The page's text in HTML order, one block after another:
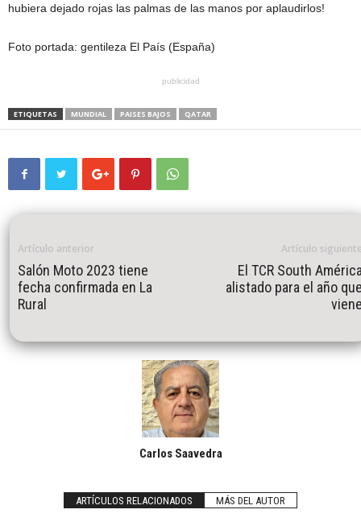
hubiera dejado rojas las palmas de las manos por aplaudirlos!
Foto portada: gentileza El País (España)
publicidad
ETIQUETAS MUNDIAL PAISES BAJOS QATAR
Artículo anterior
Salón Moto 2023 tiene
fecha confirmada en La
Rural
Artículo
El TCR South
alistado para el año
Carlos Saavedra
ARTÍCULOS RELACIONADOS MÁS DEL AUTOR